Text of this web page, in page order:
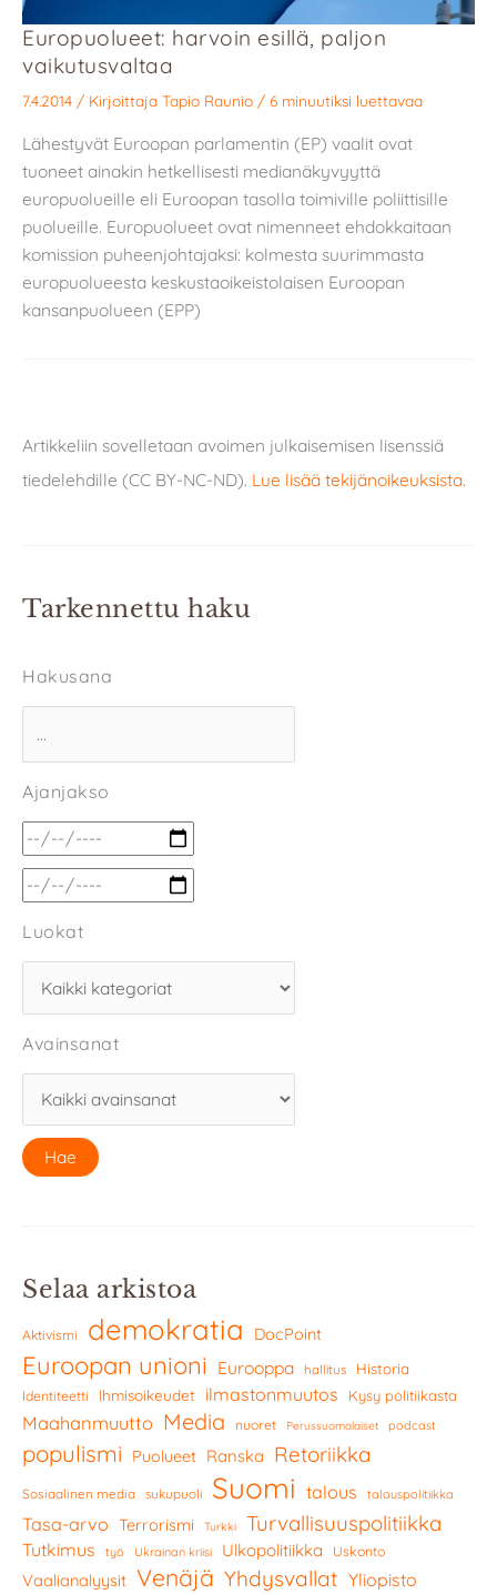
Europuolueet: harvoin esillä, paljon
vaikutusvaltaa
7.4.2014 / Kirjoittaja Tapio Raunio / 6 minuutiksi luettavaa
Lähestyvät Euroopan parlamentin (EP) vaalit ovat
tuoneet ainakin hetkellisesti medianäkyvyyttä
europuolueille eli Euroopan tasolla toimiville poliittisille
puolueille. Europuolueet ovat nimenneet ehdokkaitaan
komission puheenjohtajaksi: kolmesta suurimmasta
europuolueesta keskustaoikeistolaisen Euroopan
kansanpuolueen (EPP)
Artikkeliin sovelletaan avoimen julkaisemisen lisenssiä
tiedelehdille (CC BY-NC-ND). Lue lisää tekijänoikeuksista.
Tarkennettu haku
Hakusana
Ajanjakso
Luokat
Avainsanat
Selaa arkistoa
Aktivismi demokratia DocPoint
Euroopan unioni Eurooppa hallitus Historia
Identiteetti Ihmisoikeudet ilmastonmuutos Kysy politiikasta
Maahanmuutto Media nuoret Perussuomalaiset podcast
populismi Puolueet Ranska Retoriikka
Sosiaalinen media sukupuoli Suomi talous talouspolitiikka
Tasa-arvo Terrorismi Turkki Turvallisuuspolitiikka
Tutkimus työ Ukrainan kriisi Ulkopolitiikka Uskonto
Vaalianalyysit Venäjä Yhdysvallat Yliopisto